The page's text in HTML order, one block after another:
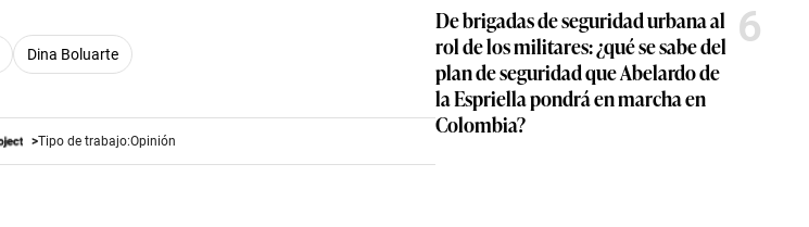
Dina Boluarte
Tipo de trabajo:Opinión
De brigadas de seguridad urbana al
rol de los militares: ¿qué se sabe del
plan de seguridad que Abelardo de
la Espriella pondrá en marcha en
Colombia?
6